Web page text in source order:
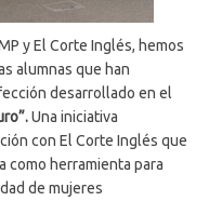
y El Corte Inglés, hemos
alumnas que han
desarrollado en el
Una iniciativa
con El Corte Inglés que
como herramienta para
de mujeres